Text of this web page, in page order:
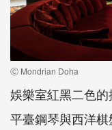
Ⓒ Mondrian Doha
娛樂室紅黑二色
平臺鋼琴與西洋